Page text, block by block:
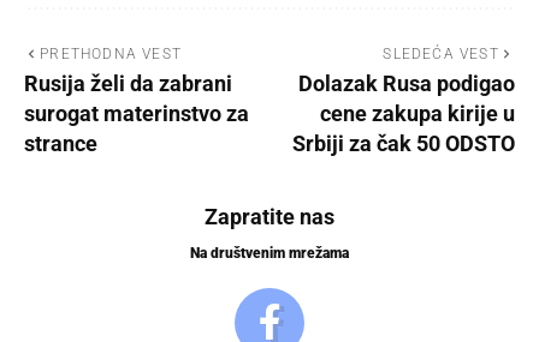
PRETHODNA VEST
Rusija želi da zabrani
surogat materinstvo za
strance
SLEDEĆA VEST
Dolazak Rusa podigao
cene zakupa kirije u
Srbiji za čak 50 ODSTO
Zapratite nas
Na društvenim mrežama